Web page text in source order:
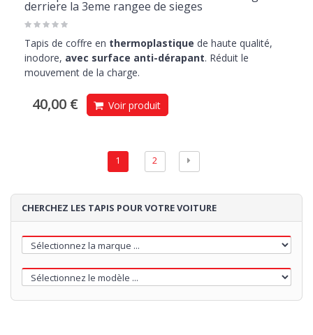
derriere la 3eme rangee de sieges
Tapis de coffre en thermoplastique de haute qualité,
inodore, avec surface anti-dérapant. Réduit le
mouvement de la charge.
40,00 € Voir produit
1 2
CHERCHEZ LES TAPIS POUR VOTRE VOITURE